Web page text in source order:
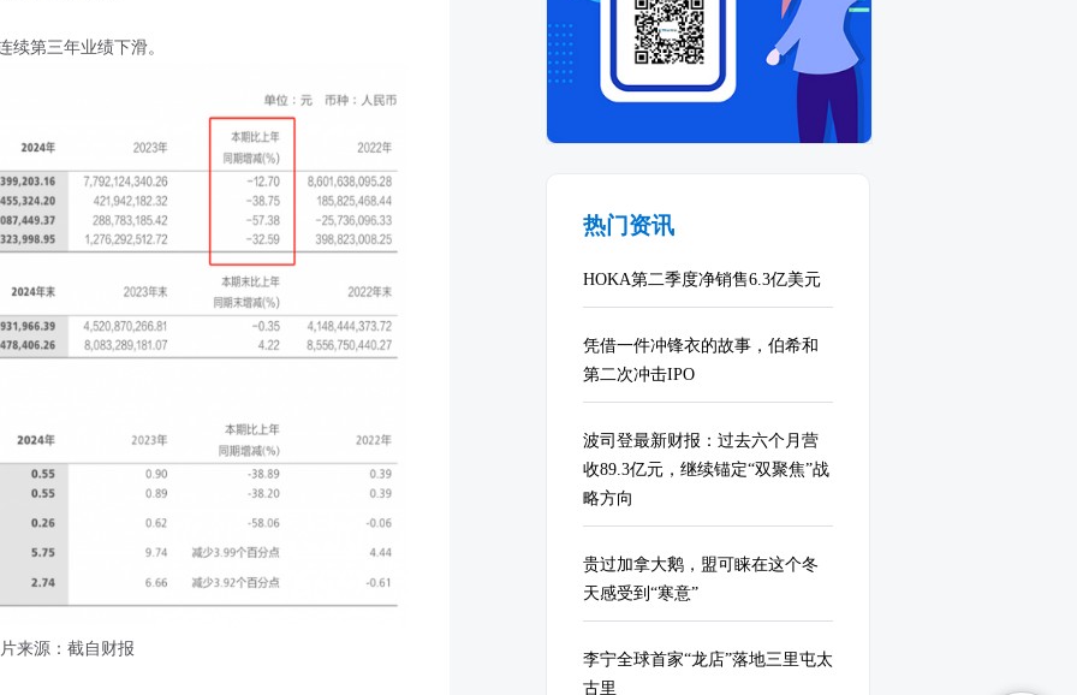
续第三年业绩下滑。
来源：截自财报
热门资讯
HOKA第二季度净销售6.3亿美元
凭借一件冲锋衣的故事，伯希和
第二次冲击IPO
波司登最新财报：过去六个月营
收89.3亿元，继续锚定“双聚焦”战
略方向
贵过加拿大鹅，盟可睐在这个冬
天感受到“寒意”
李宁全球首家“龙店”落地三里屯太
古里